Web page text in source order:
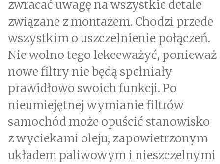
zwracać uwagę na wszystkie detale
związane z montażem. Chodzi przede
wszystkim o uszczelnienie połączeń.
Nie wolno tego lekceważyć, ponieważ
nowe filtry nie będą spełniały
prawidłowo swoich funkcji. Po
nieumiejętnej wymianie filtrów
samochód może opuścić stanowisko
z wyciekami oleju, zapowietrzonym
układem paliwowym i nieszczelnymi